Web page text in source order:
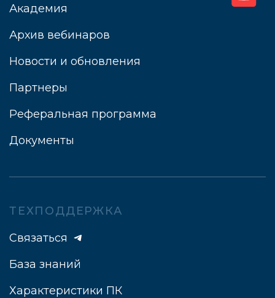
Академия
Архив вебинаров
Новости и обновления
Партнеры
Реферальная программа
Документы
ТЕХПОДДЕРЖКА
Связаться
База знаний
Характеристики ПК